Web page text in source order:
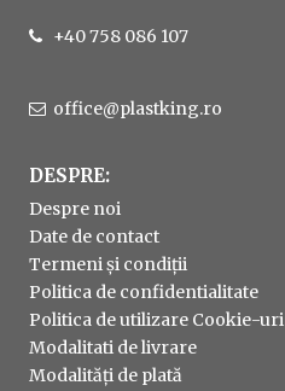
+40 758 086 107
office@plastking.ro
DESPRE:
Despre noi
Date de contact
Termeni și condiții
Politica de confidentialitate
Politica de utilizare Cookie-uri
Modalitati de livrare
Modalități de plată